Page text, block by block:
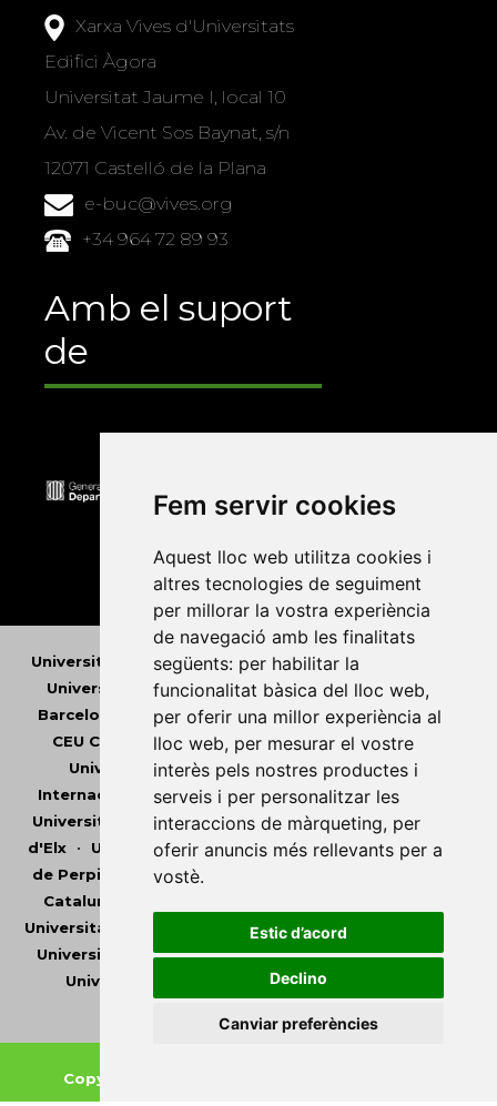
Fem servir cookies
Aquest lloc web utilitza cookies i
altres tecnologies de seguiment
per millorar la vostra experiència
de navegació amb les finalitats
següents: per habilitar la
funcionalitat bàsica del lloc web,
per oferir una millor experiència al
lloc web, per mesurar el vostre
interès pels nostres productes i
serveis i per personalitzar les
interaccions de màrqueting, per
oferir anuncis més rellevants per a
vostè.
Estic d’acord
Declino
Canviar preferències
Xarxa Vives d'Universitats
Edifici Àgora
Universitat Jaume I, local 10
Av. de Vicent Sos Baynat, s/n
12071 Castelló de la Plana
e-buc@vives.org
+34 964 72 89 93
Amb el suport
de
Universitat Abat Oliba CEU•Universitat d'Alacant
Universitat d'Andorra•Universitat Autònoma de
Barcelona
Universitat de Barcelona•Universitat
CEU Cardenal Herrera
•Universitat de Girona
Universitat de les Illes Balears•Universitat
Internacional de Catalunya •Universitat Jaume I
Universitat de Lleida•Universitat Miguel Hernández
d'Elx• Universitat Oberta de Catalunya•Universitat
de Perpinyà Via Domitia
Catalunya
Universitat Pompeu Fabra
•Universitat Ramon Llull
Universitat Rovira i Virgili•Universitat de Sàsser•
Universitat de València
•Universitat de Vic -
Copyright © 2026